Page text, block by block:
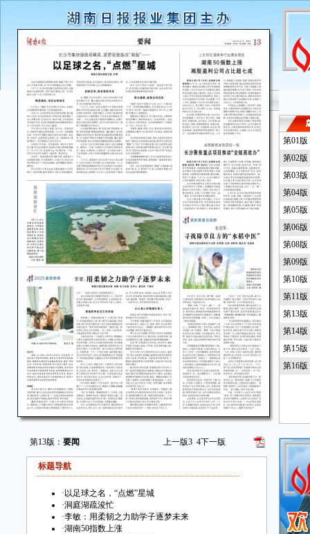
第13版： 要闻 上一版3 4下一版
标题导航
· 以足球之名，“点燃”星城
·洞庭湖疏浚忙
·李敏：用柔韧之力助学子逐梦未来
·湖南50指数上涨
第01
第02
第03
第04
第05
第06
第08
第09
第10
第11
第13
第14
第15
第16版